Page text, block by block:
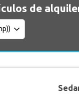
de